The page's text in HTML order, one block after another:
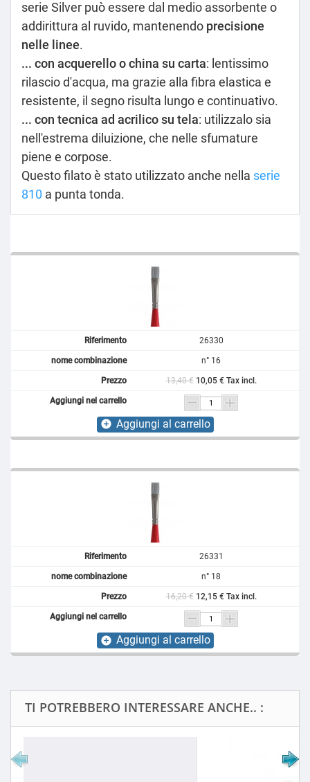
serie Silver può essere dal medio assorbente o
addirittura al ruvido, mantenendo precisione
nelle linee.
... con acquerello o china su carta: lentissimo
rilascio d'acqua, ma grazie alla fibra elastica e
resistente, il segno risulta lungo e continuativo.
... con tecnica ad acrilico su tela: utilizzalo sia
nell'estrema diluizione, che nelle sfumature
piene e corpose.
Questo filato è stato utilizzato anche nella serie
810 a punta tonda.
26330
n° 16
13,40 € 10,05 € Tax incl.
add_circle Aggiungi al carrello
26331
n° 18
16,20 € 12,15 € Tax incl.
add_circle Aggiungi al carrello
TI POTREBBERO INTERESSARE ANCHE.. :